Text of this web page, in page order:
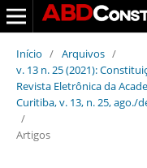
Início / Arquivos /
v. 13 n. 25 (2021):
Revista Eletrônica da
Curitiba, v. 13, n. 25, ago./
/
Artigos